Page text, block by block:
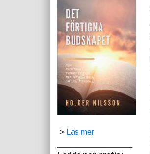
> Läs mer